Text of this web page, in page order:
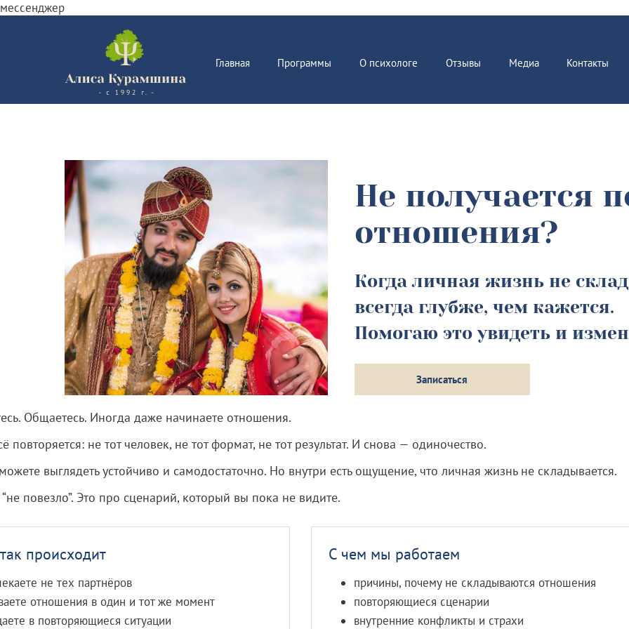
мессенджер
Главная Программы О психологе Отзывы Медиа Контакты
Не получается
отношения?
Когда личная жизнь не
всегда глубже, чем кажется.
Помогаю это увидеть и
Записаться
Общаетесь. Иногда даже начинаете отношения.
повторяется: не тот человек, не тот формат, не тот результат. И снова — одиночество.
выглядеть устойчиво и самодостаточно. Но внутри есть ощущение, что личная жизнь не складывается.
повезло”. Это про сценарий, который вы пока не видите.
происходит
не тех партнёров
отношения в один и тот же момент
в повторяющиеся ситуации
С чем мы работаем
причины, почему не складываются отношения
повторяющиеся сценарии
внутренние конфликты и страхи